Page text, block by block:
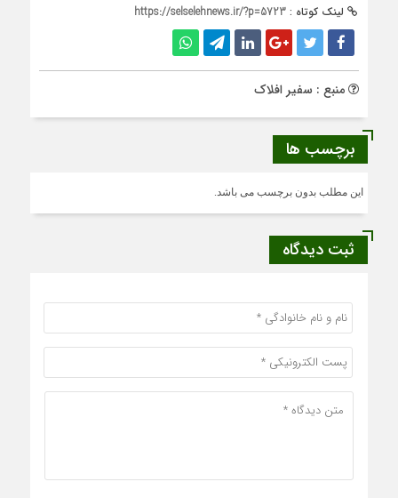
لینک کوتاه : https://selselehnews.ir/?p=5723
منبع : سفیر افلاک
برچسب ها
این مطلب بدون برچسب می باشد.
ثبت دیدگاه